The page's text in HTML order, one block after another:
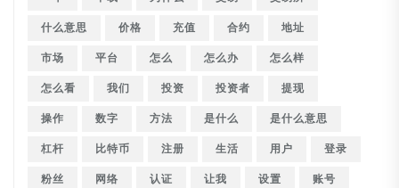
什么意思
价格 充值 合约
地址
市场
平台 怎么 怎么办
怎么样
怎么看
我们 投资 投资者
提现
操作
数字 方法 是什么
是什么意思
杠杆
比特币 注册 生活 用户
登录
粉丝
网络 认证 让我 设置
账号